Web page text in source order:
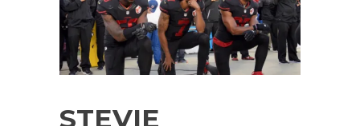
STEVIE